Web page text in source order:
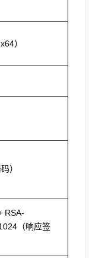
）
）
RSA-
（响应签